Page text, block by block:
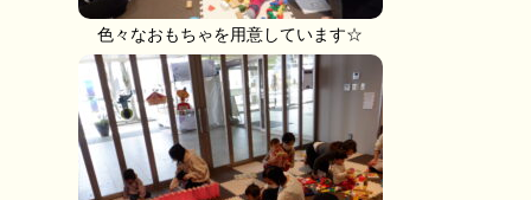
色々なおもちゃを用意しています☆